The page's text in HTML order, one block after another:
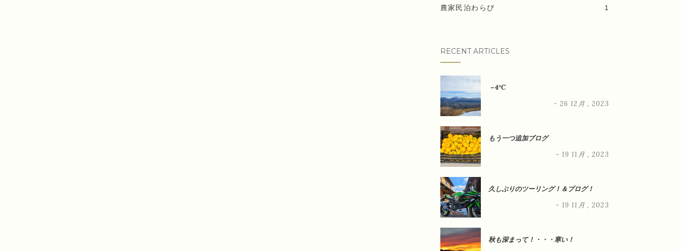
農家民泊わらび 1
RECENT ARTICLES
－4°C
- 26 12月 , 2023
もう一つ追加ブログ
- 19 11月 , 2023
久しぶりのツーリング！＆ブログ！
- 19 11月 , 2023
秋も深まって！・・・寒い！